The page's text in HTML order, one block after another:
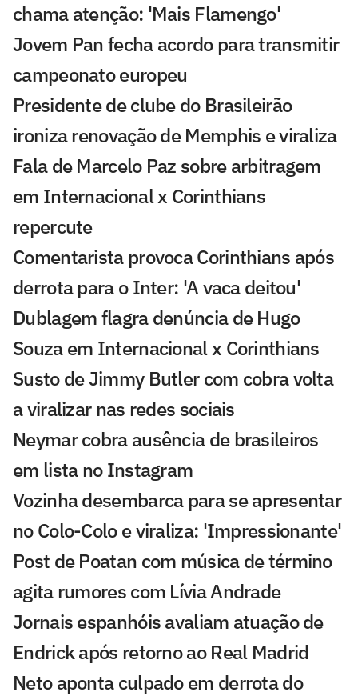
chama atenção: 'Mais Flamengo'
Jovem Pan fecha acordo para transmitir
campeonato europeu
Presidente de clube do Brasileirão
ironiza renovação de Memphis e viraliza
Fala de Marcelo Paz sobre arbitragem
em Internacional x Corinthians
repercute
Comentarista provoca Corinthians após
derrota para o Inter: 'A vaca deitou'
Dublagem flagra denúncia de Hugo
Souza em Internacional x Corinthians
Susto de Jimmy Butler com cobra volta
a viralizar nas redes sociais
Neymar cobra ausência de brasileiros
em lista no Instagram
Vozinha desembarca para se apresentar
no Colo-Colo e viraliza: 'Impressionante'
Post de Poatan com música de término
agita rumores com Lívia Andrade
Jornais espanhóis avaliam atuação de
Endrick após retorno ao Real Madrid
Neto aponta culpado em derrota do